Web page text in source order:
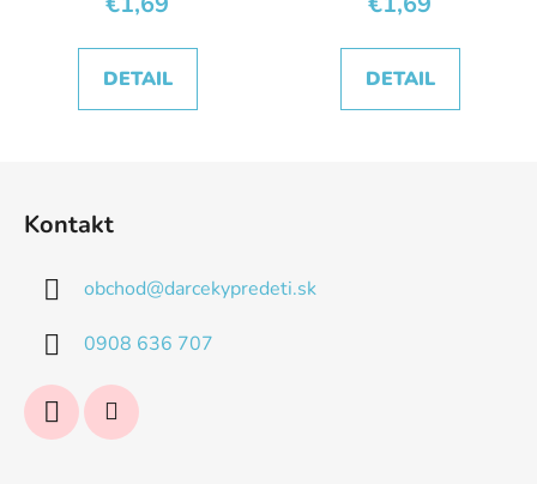
DETAIL DETAIL
Kontakt
obchod@darcekypredeti.sk
0908 636 707